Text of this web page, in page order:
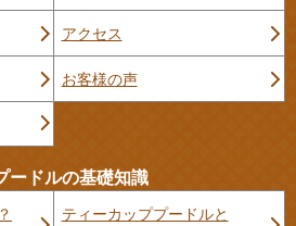
アクセス
お客様の声
ードルの基礎知識
ティーカッププードルと